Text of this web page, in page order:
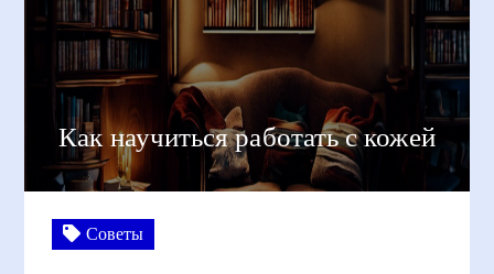
Как научиться работать с кожей
Советы